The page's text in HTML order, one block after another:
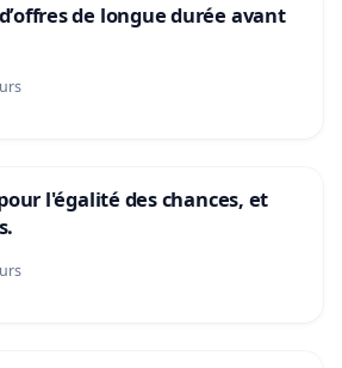
de longue durée avant
l'égalité des chances, et